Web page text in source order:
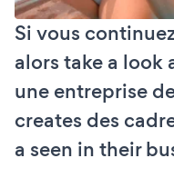
Si vous
alors take a look
une entreprise
creates des
a seen in their